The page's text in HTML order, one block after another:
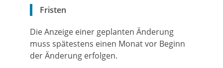
Fristen
Die Anzeige einer geplanten Änderung
muss spätestens einen Monat vor Beginn
der Änderung erfolgen.